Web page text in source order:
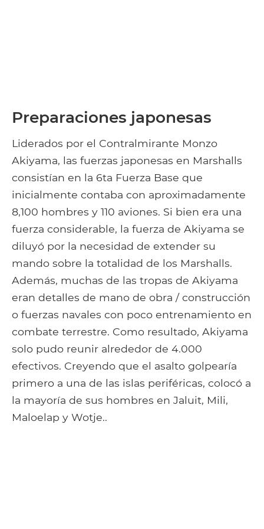
Preparaciones japonesas
Liderados por el Contralmirante Monzo
Akiyama, las fuerzas japonesas en Marshalls
consistían en la 6ta Fuerza Base que
inicialmente contaba con aproximadamente
8,100 hombres y 110 aviones. Si bien era una
fuerza considerable, la fuerza de Akiyama se
diluyó por la necesidad de extender su
mando sobre la totalidad de los Marshalls.
Además, muchas de las tropas de Akiyama
eran detalles de mano de obra / construcción
o fuerzas navales con poco entrenamiento en
combate terrestre. Como resultado, Akiyama
solo pudo reunir alrededor de 4.000
efectivos. Creyendo que el asalto golpearía
primero a una de las islas periféricas, colocó a
la mayoría de sus hombres en Jaluit, Mili,
Maloelap y Wotje..